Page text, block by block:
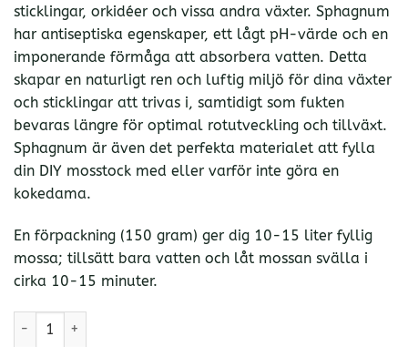
sticklingar, orkidéer och vissa andra växter. Sphagnum
har antiseptiska egenskaper, ett lågt pH-värde och en
imponerande förmåga att absorbera vatten. Detta
skapar en naturligt ren och luftig miljö för dina växter
och sticklingar att trivas i, samtidigt som fukten
bevaras längre för optimal rotutveckling och tillväxt.
Sphagnum är även det perfekta materialet att fylla
din DIY mosstock med eller varför inte göra en
kokedama.
En förpackning (150 gram) ger dig 10-15 liter fyllig
mossa; tillsätt bara vatten och låt mossan svälla i
cirka 10-15 minuter.
Sphagnummossa 150 gr mängd